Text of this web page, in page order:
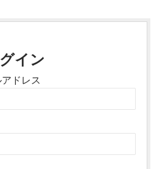
イン
ドレス